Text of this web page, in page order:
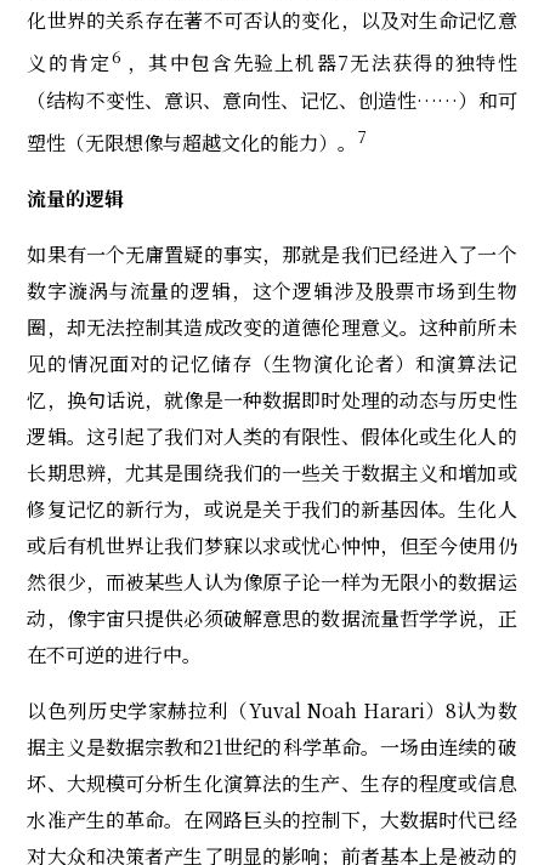
化世界的关系存在著不可否认的变化，以及对生命记忆意
义的肯定6 ，其中包含先验上机器7无法获得的独特性
（结构不变性、意识、意向性、记忆、创造性……）和可
塑性（无限想像与超越文化的能力）。
7
流量的逻辑
如果有一个无庸置疑的事实，那就是我们已经进入了一个
数字漩涡与流量的逻辑，这个逻辑涉及股票市场到生物
圈，却无法控制其造成改变的道德伦理意义。这种前所未
见的情况面对的记忆储存（生物演化论者）和演算法记
忆，换句话说，就像是一种数据即时处理的动态与历史性
逻辑。这引起了我们对人类的有限性、假体化或生化人的
长期思辨，尤其是围绕我们的一些关于数据主义和增加或
修复记忆的新行为，或说是关于我们的新基因体。生化人
或后有机世界让我们梦寐以求或忧心忡忡，但至今使用仍
然很少，而被某些人认为像原子论一样为无限小的数据运
动，像宇宙只提供必须破解意思的数据流量哲学学说，正
在不可逆的进行中。
以色列历史学家赫拉利（Yuval Noah Harari）8认为数
据主义是数据宗教和21世纪的科学革命。一场由连续的破
坏、大规模可分析生化演算法的生产、生存的程度或信息
水准产生的革命。在网路巨头的控制下，大数据时代已经
对大众和决策者产生了明显的影响；前者基本上是被动的